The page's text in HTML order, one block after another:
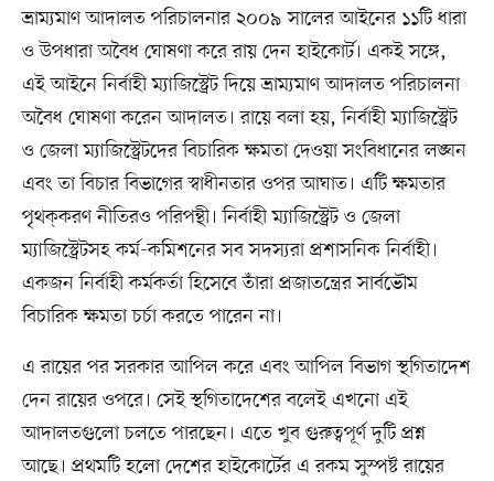
ভ্রাম্যমাণ আদালত পরিচালনার ২০০৯ সালের আইনের ১১টি ধারা
ও উপধারা অবৈধ ঘোষণা করে রায় দেন হাইকোর্ট। একই সঙ্গে,
এই আইনে নির্বাহী ম্যাজিস্ট্রেট দিয়ে ভ্রাম্যমাণ আদালত পরিচালনা
অবৈধ ঘোষণা করেন আদালত। রায়ে বলা হয়, নির্বাহী ম্যাজিস্ট্রেট
ও জেলা ম্যাজিস্ট্রেটদের বিচারিক ক্ষমতা দেওয়া সংবিধানের লঙ্ঘন
এবং তা বিচার বিভাগের স্বাধীনতার ওপর আঘাত। এটি ক্ষমতার
পৃথক্‌করণ নীতিরও পরিপন্থী। নির্বাহী ম্যাজিস্ট্রেট ও জেলা
ম্যাজিস্ট্রেটসহ কর্ম-কমিশনের সব সদস্যরা প্রশাসনিক নির্বাহী।
একজন নির্বাহী কর্মকর্তা হিসেবে তাঁরা প্রজাতন্ত্রের সার্বভৌম
বিচারিক ক্ষমতা চর্চা করতে পারেন না।
এ রায়ের পর সরকার আপিল করে এবং আপিল বিভাগ স্থগিতাদেশ
দেন রায়ের ওপরে। সেই স্থগিতাদেশের বলেই এখনো এই
আদালতগুলো চলতে পারছেন। এতে খুব গুরুত্বপূর্ণ দুটি প্রশ্ন
আছে। প্রথমটি হলো দেশের হাইকোর্টের এ রকম সুস্পষ্ট রায়ের